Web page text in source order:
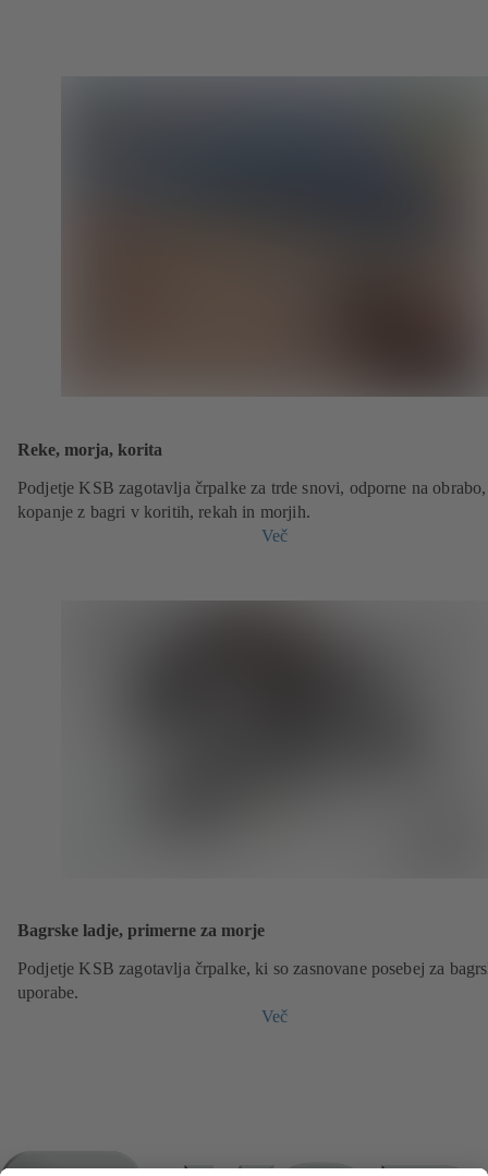
Reke, morja, korita
Podjetje KSB zagotavlja črpalke za trde snovi, odporne na
kopanje z bagri v koritih, rekah in morjih.
Več
Bagrske ladje, primerne za morje
Podjetje KSB zagotavlja črpalke, ki so zasnovane posebej za
uporabe.
Več